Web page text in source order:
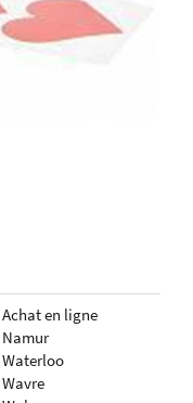
Achat en ligne
Namur
Waterloo
Wavre